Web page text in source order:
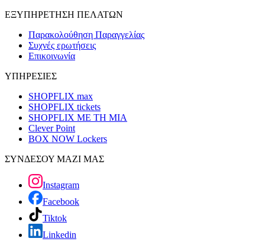
ΕΞΥΠΗΡΕΤΗΣΗ ΠΕΛΑΤΩΝ
Παρακολούθηση Παραγγελίας
Συχνές ερωτήσεις
Επικοινωνία
ΥΠΗΡΕΣΙΕΣ
SHOPFLIX max
SHOPFLIX tickets
SHOPFLIX ΜΕ ΤΗ ΜΙΑ
Clever Point
BOX NOW Lockers
ΣΥΝΔΕΣΟΥ ΜΑΖΙ ΜΑΣ
Instagram
Facebook
Tiktok
Linkedin